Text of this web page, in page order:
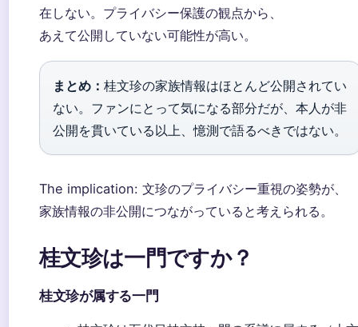
在しない。プライバシー保護の観点から、
あえて公開していない可能性が高い。
まとめ： 桂文珍の家族情報はほとんど公開されてい
ない。ファンにとって気になる部分だが、本人が非
公開を貫いている以上、憶測で語るべきではない。
The implication: 文珍のプライバシー重視の姿勢が、
家族情報の非公開につながっていると考えられる。
桂文珍は一門ですか？
桂文珍が属する一門